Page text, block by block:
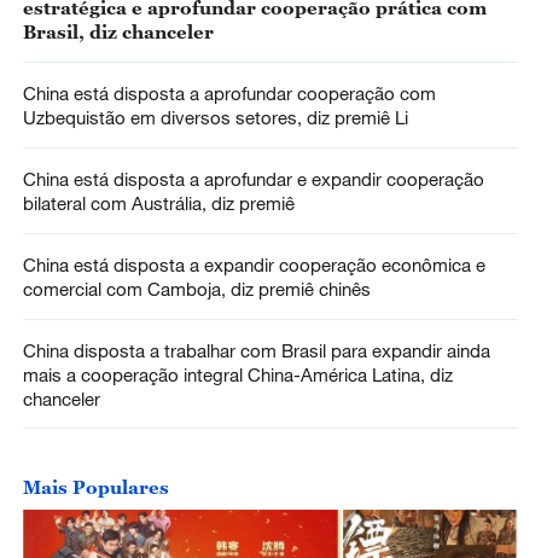
estratégica e aprofundar cooperação prática com
Brasil, diz chanceler
China está disposta a aprofundar cooperação com
Uzbequistão em diversos setores, diz premiê Li
China está disposta a aprofundar e expandir cooperação
bilateral com Austrália, diz premiê
China está disposta a expandir cooperação econômica e
comercial com Camboja, diz premiê chinês
China disposta a trabalhar com Brasil para expandir ainda
mais a cooperação integral China-América Latina, diz
chanceler
Mais Populares